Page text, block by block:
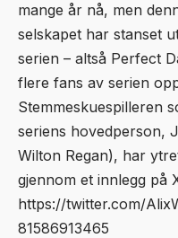
mange år nå, men
selskapet har stanset
serien – altså Perfect
flere fans av serien
Stemmeskuespilleren
seriens hovedperson,
Wilton Regan), har
gjennom et innlegg på
https://twitter.com/
81586913465